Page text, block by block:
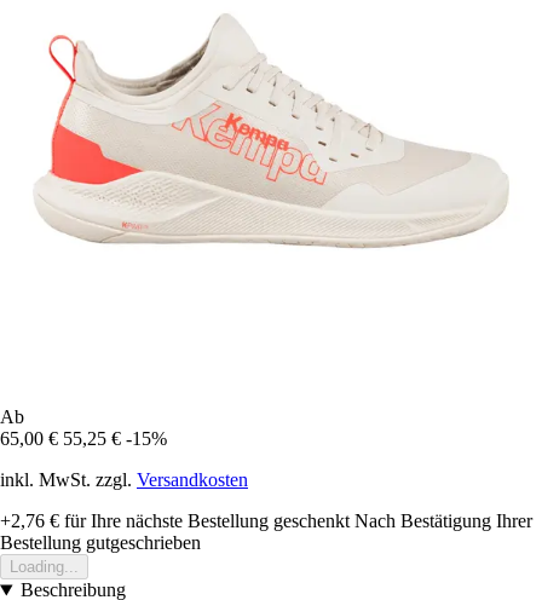
Ab
65,00 € 55,25 € -15%
inkl. MwSt. zzgl. Versandkosten
+2,76 € für Ihre nächste Bestellung geschenkt Nach Bestätigung Ihrer
Bestellung gutgeschrieben
Loading...
Beschreibung